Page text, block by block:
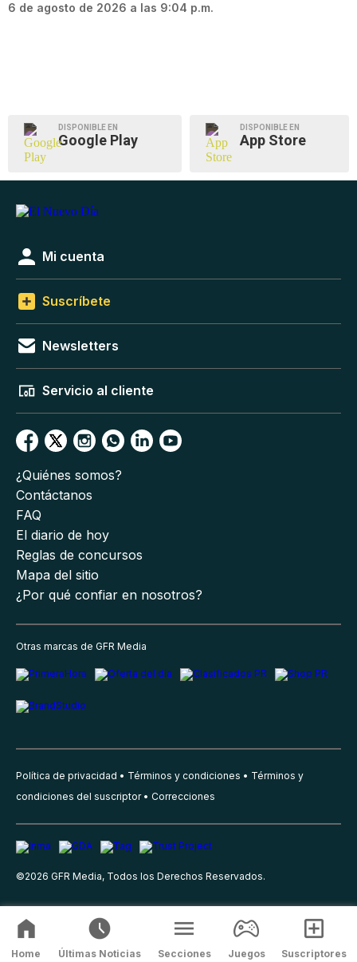
6 de agosto de 2026 a las 9:04 p.m.
DISPONIBLE EN
Google Play
DISPONIBLE EN
App Store
Mi cuenta
Suscríbete
Newsletters
Servicio al cliente
¿Quiénes somos?
Contáctanos
FAQ
El diario de hoy
Reglas de concursos
Mapa del sitio
¿Por qué confiar en nosotros?
Otras marcas de GFR Media
Política de privacidad Términos y condiciones
Términos y
condiciones del suscriptor
Correcciones
©2026 GFR Media, Todos los Derechos Reservados.
Home Últimas Noticias Secciones Juegos Suscriptores